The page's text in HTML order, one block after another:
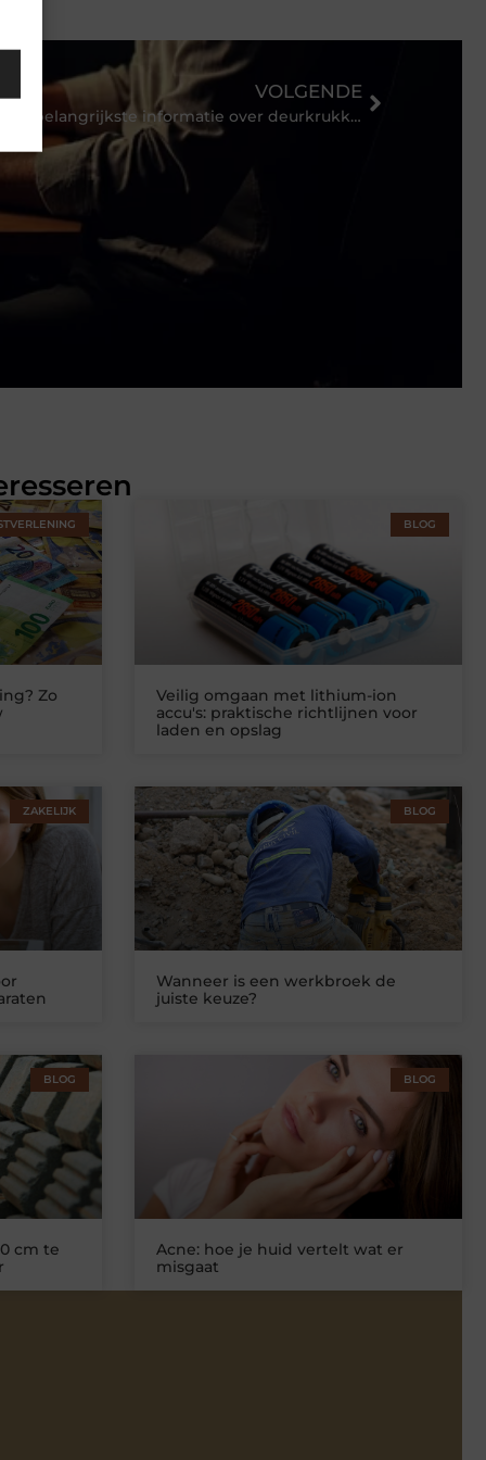
VOLGENDE
De belangrijkste informatie over deurkrukken vind je hier
Zo
BLOG
Veilig omgaan met lithium-ion
accu's: praktische richtlijnen voor
laden en opslag
ZAKELIJK BLOG
Wanneer is een werkbroek de
juiste keuze?
BLOG
cm te
BLOG
Acne: hoe je huid vertelt wat er
misgaat